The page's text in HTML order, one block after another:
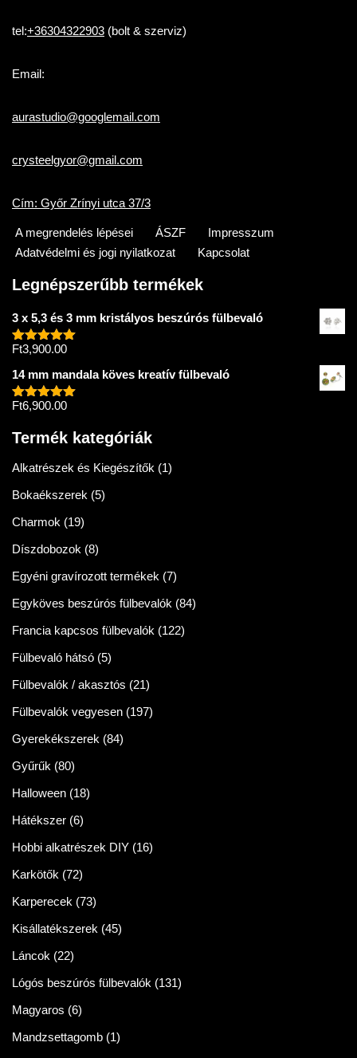
tel:+36304322903 (bolt & szerviz)
Email:
aurastudio@googlemail.com
crysteelgyor@gmail.com
Cím: Győr Zrínyi utca 37/3
A megrendelés lépései ÁSZF
Impresszum
Adatvédelmi és jogi nyilatkozat
Kapcsolat
Legnépszerűbb termékek
3 x 5,3 és 3 mm kristályos beszúrós fülbevaló
Értékelés:
Ft3,900.00
14 mm mandala köves kreatív fülbevaló
Értékelés:
Ft6,900.00
Termék kategóriák
Alkatrészek és Kiegészítők (1)
Bokaékszerek (5)
Charmok (19)
Díszdobozok (8)
Egyéni gravírozott termékek (7)
Egyköves beszúrós fülbevalók (84)
Francia kapcsos fülbevalók (122)
Fülbevaló hátsó (5)
Fülbevalók / akasztós (21)
Fülbevalók vegyesen (197)
Gyerekékszerek (84)
Gyűrűk (80)
Halloween (18)
Hátékszer (6)
Hobbi alkatrészek DIY (16)
Karkötők (72)
Karperecek (73)
Kisállatékszerek (45)
Láncok (22)
Lógós beszúrós fülbevalók (131)
Magyaros (6)
Mandzsettagomb (1)